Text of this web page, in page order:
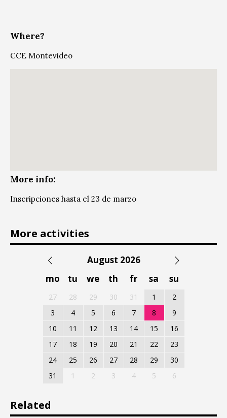
Where?
CCE Montevideo
More info:
Inscripciones hasta el 23 de marzo
More activities
August 2026
mo
tu we th fr sa su
27 28 29 30 31 1
2
3
4 5 6 7 8
9
10
11 12 13 14 15
16
17
18 19 20 21 22
23
24
25 26 27 28 29
30
31
1 2 3 4 5 6
Related